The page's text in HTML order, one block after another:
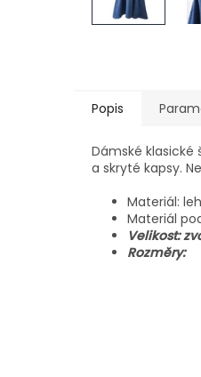
Popis
Dámské
a skryté kapsy.
Materiál:
Materiál
Velikost:
Rozměry: